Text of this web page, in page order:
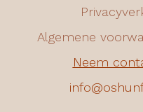
Algemene
Neem